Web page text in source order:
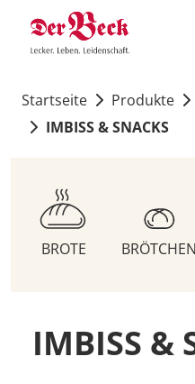
Startseite Produkte
IMBISS & SNACKS
BROTE BRÖTCHEN
IMBISS &